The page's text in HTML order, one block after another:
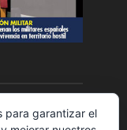
para garantizar el